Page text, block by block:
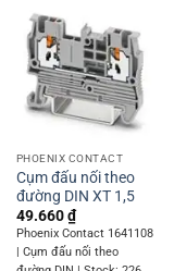
PHOENIX CONTACT
Cụm đấu nối theo
đường DIN XT 1,5
49.660₫
Phoenix Contact 1641108
| Cụm đấu nối theo